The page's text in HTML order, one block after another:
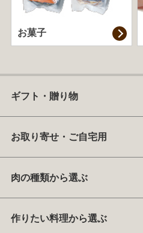
お菓子
ギフト・贈り物
お取り寄せ・ご自宅用
肉の種類から選ぶ
作りたい料理から選ぶ